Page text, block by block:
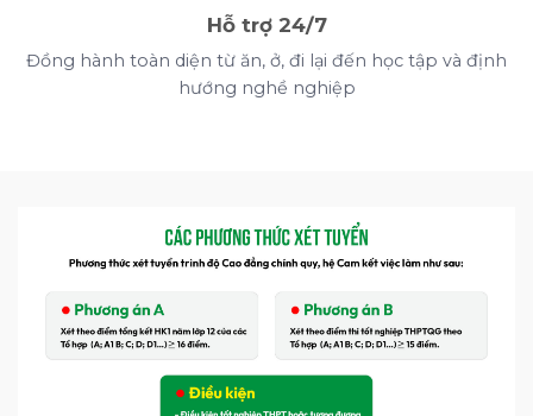
Hỗ trợ 24/7
Đồng hành toàn diện từ ăn, ở, đi lại đến học tập và định
hướng nghề nghiệp